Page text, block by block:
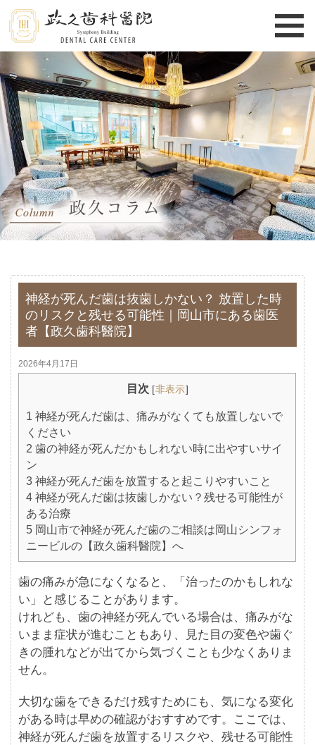
神経が死んだ歯は抜歯しかない？ 放置した時
のリスクと残せる可能性｜岡山市にある歯医
者【政久歯科醫院】
2026年4月17日
目次 [非表示]
1 神経が死んだ歯は、痛みがなくても放置しないで
ください
2 歯の神経が死んだかもしれない時に出やすいサイ
ン
3 神経が死んだ歯を放置すると起こりやすいこと
4 神経が死んだ歯は抜歯しかない？残せる可能性が
ある治療
5 岡山市で神経が死んだ歯のご相談は岡山シンフォ
ニービルの【政久歯科醫院】へ
歯の痛みが急になくなると、「治ったのかもしれな
い」と感じることがあります。
けれども、歯の神経が死んでいる場合は、痛みがな
いまま症状が進むこともあり、見た目の変色や歯ぐ
きの腫れなどが出てから気づくことも少なくありま
せん。
大切な歯をできるだけ残すためにも、気になる変化
がある時は早めの確認がおすすめです。ここでは、
神経が死んだ歯を放置するリスクや、残せる可能性